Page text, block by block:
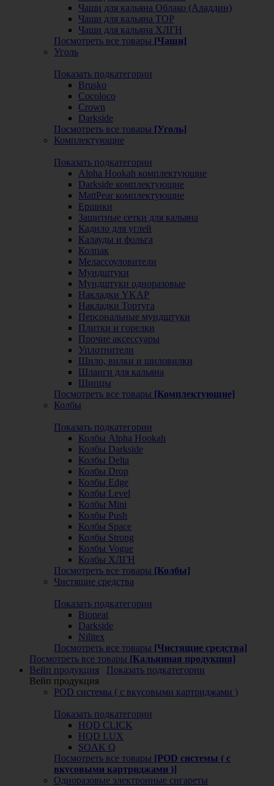
Чаши для кальяна Облако (Аладдин)
Чаши для кальяна ТОР
Чаши для кальяна ХЛГН
Посмотреть все товары [Чаши]
Уголь
Показать подкатегории
Brusko
Cocoloco
Crown
Darkside
Посмотреть все товары [Уголь]
Комплектующие
Показать подкатегории
Alpha Hookah комплектующие
Darkside комплектующие
MattPear комплектующие
Ершики
Защитные сетки для кальяна
Кадило для углей
Калауды и фольга
Колпак
Мелассоуловители
Мундштуки
Мундштуки одноразовые
Накладки YKAP
Накладки Тортуга
Персональные мундштуки
Плитки и горелки
Прочие аксессуары
Уплотнители
Шило, вилки и шиловилки
Шланги для кальяна
Щипцы
Посмотреть все товары [Комплектующие]
Колбы
Показать подкатегории
Колбы Alpha Hookah
Колбы Darkside
Колбы Delta
Колбы Drop
Колбы Edge
Колбы Level
Колбы Mini
Колбы Push
Колбы Space
Колбы Strong
Колбы Vogue
Колбы ХЛГН
Посмотреть все товары [Колбы]
Чистящие средства
Показать подкатегории
Bioneat
Darkside
Nilitex
Посмотреть все товары [Чистящие средства]
Посмотреть все товары [Кальянная продукция]
Вейп продукция
Показать подкатегории
Вейп продукция
POD системы ( с вкусовыми картриджами )
Показать подкатегории
HQD CLICK
HQD LUX
SOAK Q
Посмотреть все товары [POD системы ( с
вкусовыми картриджами )]
Одноразовые электронные сигареты